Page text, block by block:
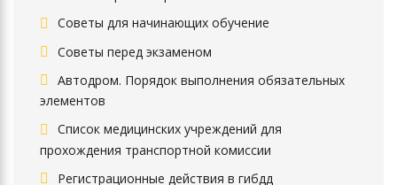
Советы для начинающих обучение
Советы перед экзаменом
Автодром. Порядок выполнения обязательных
элементов
Список медицинских учреждений для
прохождения транспортной комиссии
Регистрационные действия в гибдд